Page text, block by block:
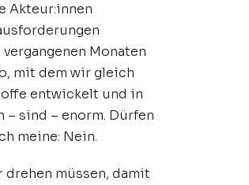
Akteur:innen
Monaten
mit dem wir gleich
entwickelt und in
– sind – enorm. Dürfen
meine: Nein.
müssen, damit